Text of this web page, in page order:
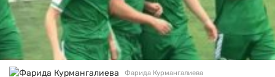
Фарида Курмангалиева